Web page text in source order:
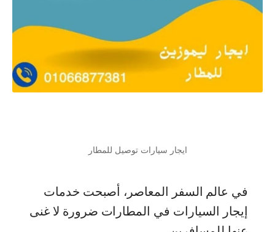
ايجار سيارات توصيل للمطار
في عالم السفر المعاصر، أصبحت خدمات
إيجار السيارات في المطارات ضرورة لا غنى